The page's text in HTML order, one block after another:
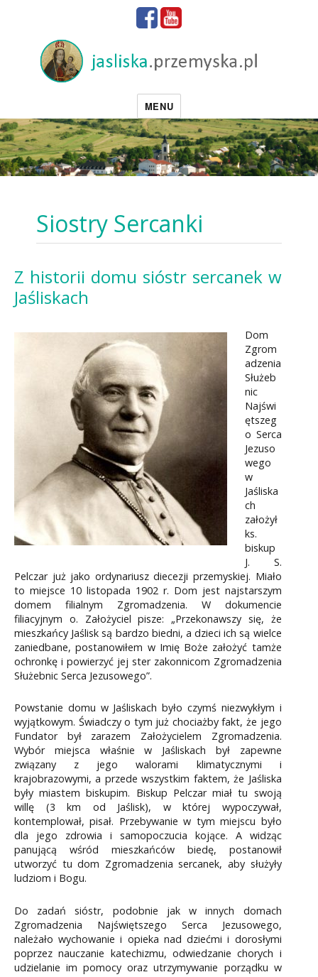
MENU
Siostry Sercanki
Z historii domu sióstr sercanek w
Jaśliskach
Dom
Zgrom
adzenia
Służeb
nic
Najświ
ętszeg
o Serca
Jezuso
wego
w
Jaśliska
ch
założył
ks.
biskup
J. S.
Pelczar już jako ordynariusz diecezji przemyskiej. Miało
to miejsce 10 listopada 1902 r. Dom jest najstarszym
domem filialnym Zgromadzenia. W dokumencie
filiacyjnym o. Założyciel pisze: „Przekonawszy się, że
mieszkańcy Jaślisk są bardzo biedni, a dzieci ich są wielce
zaniedbane, postanowiłem w Imię Boże założyć tamże
ochronkę i powierzyć jej ster zakonnicom Zgromadzenia
Służebnic Serca Jezusowego”.
Powstanie domu w Jaśliskach było czymś niezwykłym i
wyjątkowym. Świadczy o tym już chociażby fakt, że jego
Fundator był zarazem Założycielem Zgromadzenia.
Wybór miejsca właśnie w Jaśliskach był zapewne
związany z jego walorami klimatycznymi i
krajobrazowymi, a przede wszystkim faktem, że Jaśliska
były miastem biskupim. Biskup Pelczar miał tu swoją
willę (3 km od Jaślisk), w której wypoczywał,
kontemplował, pisał. Przebywanie w tym miejscu było
dla jego zdrowia i samopoczucia kojące. A widząc
panującą wśród mieszkańców biedę, postanowił
utworzyć tu dom Zgromadzenia sercanek, aby służyły
ludziom i Bogu.
Do zadań sióstr, podobnie jak w innych domach
Zgromadzenia Najświętszego Serca Jezusowego,
należało wychowanie i opieka nad dziećmi i dorosłymi
poprzez nauczanie katechizmu, odwiedzanie chorych i
udzielanie im pomocy oraz utrzymywanie porządku w